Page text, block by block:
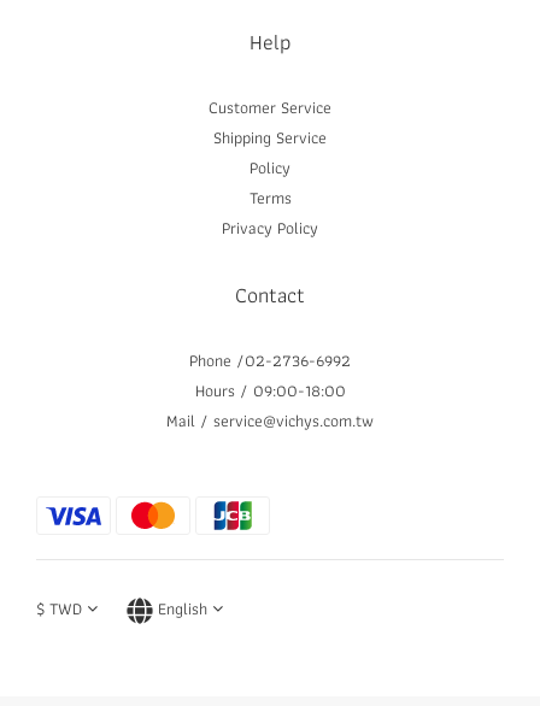
Help
Customer Service
Shipping Service
Policy
Terms
Privacy Policy
Contact
Phone /02-2736-6992
Hours / 09:00-18:00
Mail / service@vichys.com.tw
$TWD English